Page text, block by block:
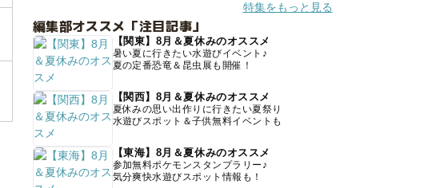
特集をもっと見る
編集部オススメ「注目記事」
【関東】8月＆夏休みのオススメ
暑い夏に行きたい水遊びイベント♪
夏の定番恐竜＆昆虫展も開催！
【関西】8月＆夏休みのオススメ
夏休みの思い出作りに行きたい夏祭り
水遊びスポット＆子供無料イベントも
【東海】8月＆夏休みのオススメ
参加無料ポケモンスタンプラリー♪
気分爽快水遊びスポット情報も！